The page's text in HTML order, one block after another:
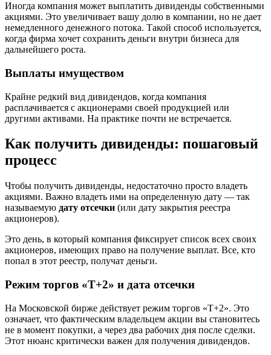
Иногда компания может выплатить дивиденды собственными
акциями. Это увеличивает вашу долю в компании, но не дает
немедленного денежного потока. Такой способ используется,
когда фирма хочет сохранить деньги внутри бизнеса для
дальнейшего роста.
Выплаты имуществом
Крайне редкий вид дивидендов, когда компания
расплачивается с акционерами своей продукцией или
другими активами. На практике почти не встречается.
Как получить дивиденды: пошаговый
процесс
Чтобы получить дивиденды, недостаточно просто владеть
акциями. Важно владеть ими на определенную дату — так
называемую дату отсечки (или дату закрытия реестра
акционеров).
Это день, в который компания фиксирует список всех своих
акционеров, имеющих право на получение выплат. Все, кто
попал в этот реестр, получат деньги.
Режим торгов «Т+2» и дата отсечки
На Московской бирже действует режим торгов «Т+2». Это
означает, что фактическим владельцем акции вы становитесь
не в момент покупки, а через два рабочих дня после сделки.
Этот нюанс критически важен для получения дивидендов.